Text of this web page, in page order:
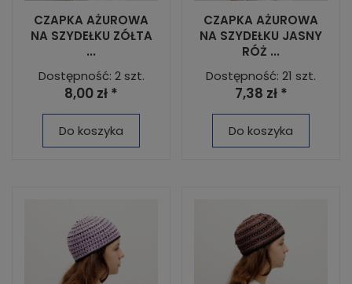
CZAPKA AŻUROWA
NA SZYDEŁKU ZÓŁTA
...
Dostępność: 2 szt.
8,00 zł *
Do koszyka
CZAPKA AŻUROWA
NA SZYDEŁKU JASNY
RÓŻ ...
Dostępność: 21 szt.
7,38 zł *
Do koszyka